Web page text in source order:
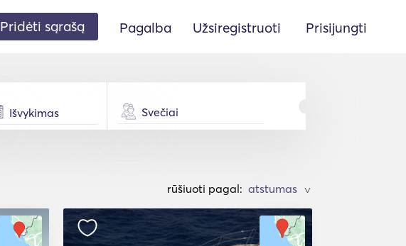
Pridėti sąrašą Pagalba Užsiregistruoti Prisijungti
Svečiai
rūšiuoti pagal: >